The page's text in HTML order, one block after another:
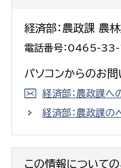
経済部：農政課 農
電話番号：0465-
パソコンからのお
経済部：農政課へ
経済部：農政課の
この情報について